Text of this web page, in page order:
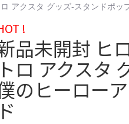
アクスタ グッズ-スタンドポッ
!
品未開封 ヒ
トロ アクスタ
のヒーロー
ド